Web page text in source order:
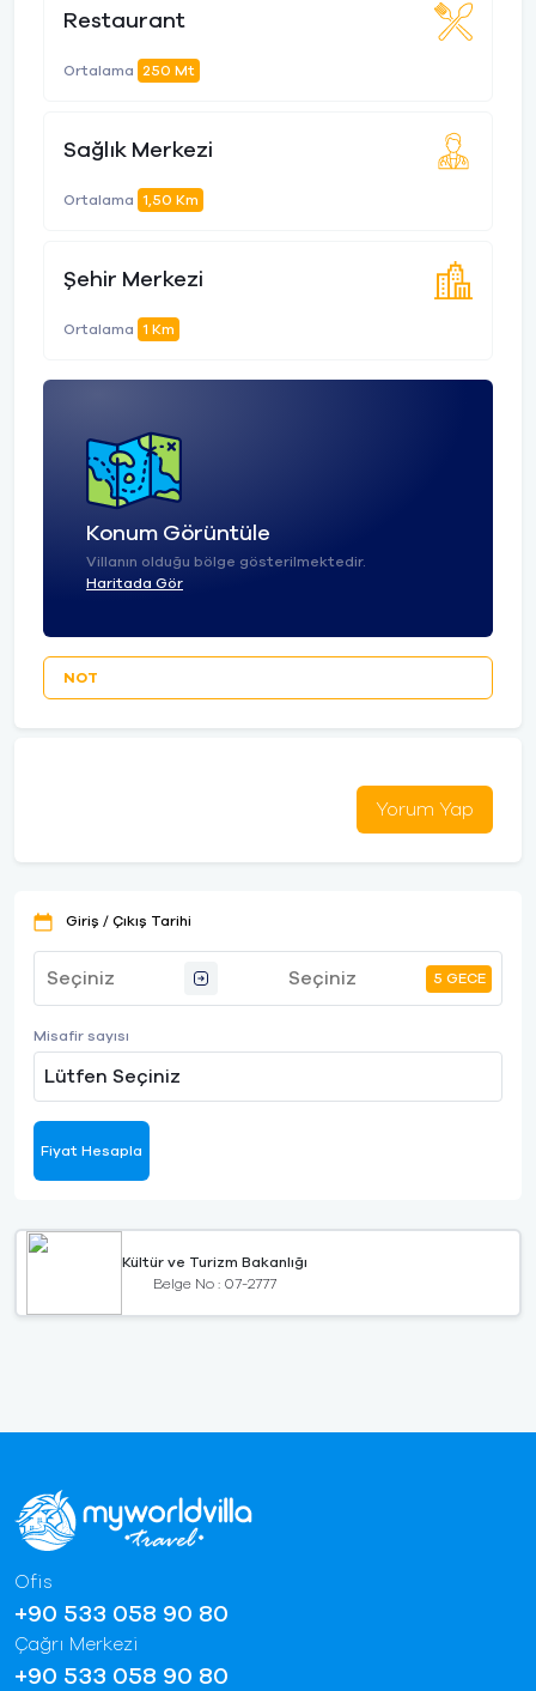
Restaurant
Ortalama 250 Mt
Sağlık Merkezi
Ortalama 1,50 Km
Şehir Merkezi
Ortalama 1 Km
Konum Görüntüle
Villanın olduğu bölge gösterilmektedir.
Haritada Gör
NOT
Yorum Yap
Giriş / Çıkış Tarihi
5 GECE
Misafir sayısı
Lütfen Seçiniz
Fiyat Hesapla
Kültür ve Turizm Bakanlığı
Belge No : 07-2777
Ofis
+90 533 058 90 80
Çağrı Merkezi
+90 533 058 90 80